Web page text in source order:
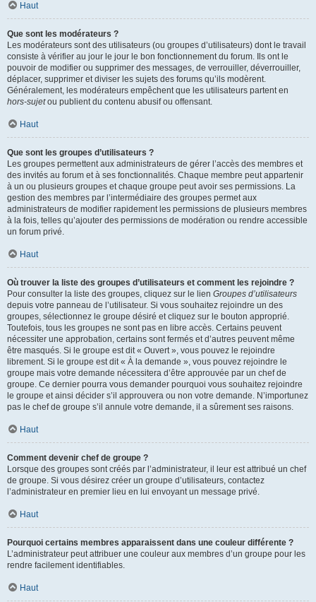
Haut
Que sont les modérateurs ?
Les modérateurs sont des utilisateurs (ou groupes d’utilisateurs) dont le travail
consiste à vérifier au jour le jour le bon fonctionnement du forum. Ils ont le
pouvoir de modifier ou supprimer des messages, de verrouiller, déverrouiller,
déplacer, supprimer et diviser les sujets des forums qu’ils modèrent.
Généralement, les modérateurs empêchent que les utilisateurs partent en
hors-sujetou publient du contenu abusif ou offensant.
Haut
Que sont les groupes d’utilisateurs ?
Les groupes permettent aux administrateurs de gérer l’accès des membres et
des invités au forum et à ses fonctionnalités. Chaque membre peut appartenir
à un ou plusieurs groupes et chaque groupe peut avoir ses permissions. La
gestion des membres par l’intermédiaire des groupes permet aux
administrateurs de modifier rapidement les permissions de plusieurs membres
à la fois, telles qu’ajouter des permissions de modération ou rendre accessible
un forum privé.
Haut
Où trouver la liste des groupes d’utilisateurs et comment les rejoindre ?
Pour consulter la liste des groupes, cliquez sur le lien Groupes d’utilisateurs
depuis votre panneau de l’utilisateur. Si vous souhaitez rejoindre un des
groupes, sélectionnez le groupe désiré et cliquez sur le bouton approprié.
Toutefois, tous les groupes ne sont pas en libre accès. Certains peuvent
nécessiter une approbation, certains sont fermés et d’autres peuvent même
être masqués. Si le groupe est dit « Ouvert », vous pouvez le rejoindre
librement. Si le groupe est dit « À la demande », vous pouvez rejoindre le
groupe mais votre demande nécessitera d’être approuvée par un chef de
groupe. Ce dernier pourra vous demander pourquoi vous souhaitez rejoindre
le groupe et ainsi décider s’il approuvera ou non votre demande. N’importunez
pas le chef de groupe s’il annule votre demande, il a sûrement ses raisons.
Haut
Comment devenir chef de groupe ?
Lorsque des groupes sont créés par l’administrateur, il leur est attribué un chef
de groupe. Si vous désirez créer un groupe d’utilisateurs, contactez
l’administrateur en premier lieu en lui envoyant un message privé.
Haut
Pourquoi certains membres apparaissent dans une couleur différente ?
L’administrateur peut attribuer une couleur aux membres d’un groupe pour les
rendre facilement identifiables.
Haut